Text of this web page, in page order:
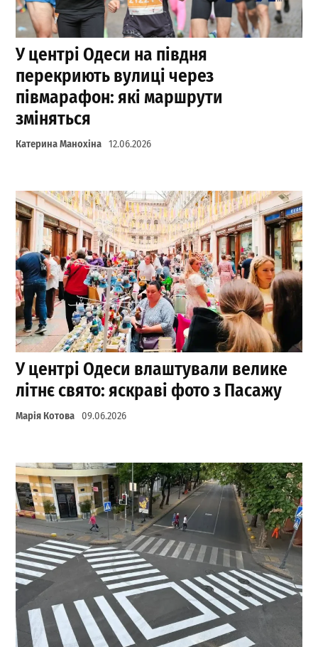
У центрі Одеси на півдня
перекриють вулиці через
півмарафон: які маршрути
зміняться
Катерина Манохіна 12.06.2026
У центрі Одеси влаштували велике
літнє свято: яскраві фото з Пасажу
Марія Котова 09.06.2026